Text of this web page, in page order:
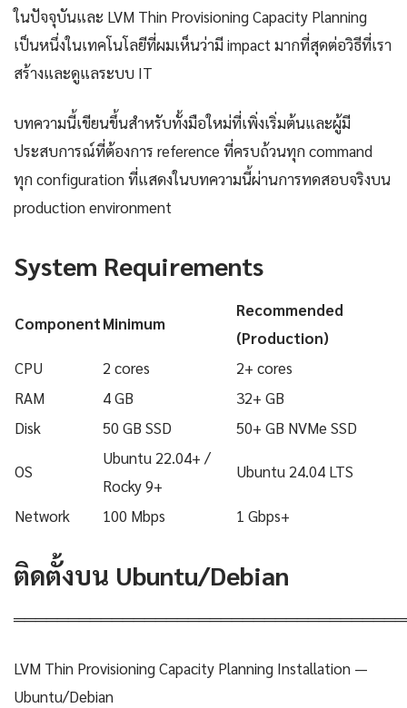
ในปัจจุบันและ LVM Thin Provisioning Capacity Planning
เป็นหนึ่งในเทคโนโลยีที่ผมเห็นว่ามี impact มากที่สุดต่อวิธีที่เรา
สร้างและดูแลระบบ IT
บทความนี้เขียนขึ้นสำหรับทั้งมือใหม่ที่เพิ่งเริ่มต้นและผู้มี
ประสบการณ์ที่ต้องการ reference ที่ครบถ้วนทุก command
ทุก configuration ที่แสดงในบทความนี้ผ่านการทดสอบจริงบน
production environment
System Requirements
ComponentMinimum
Recommended
(Production)
CPU
2 cores
2+ cores
RAM
4 GB
32+ GB
Disk
50 GB SSD 50+ GB NVMe SSD
OS
Ubuntu 22.04+ /
Rocky 9+
Ubuntu 24.04 LTS
Network 100 Mbps 1 Gbps+
ติดตั้งบน Ubuntu/Debian
LVM Thin Provisioning Capacity Planning Installation —
Ubuntu/Debian